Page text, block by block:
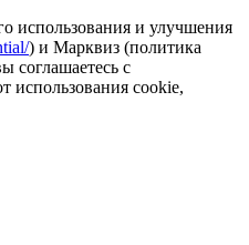
использования и улучшения
) и Марквиз (политика
соглашаетесь с
использования cookie,